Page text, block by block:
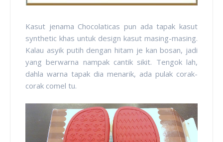
Kasut jenama Chocolaticas pun ada tapak kasut
synthetic khas untuk design kasut masing-masing.
Kalau asyik putih dengan hitam je kan bosan, jadi
yang berwarna nampak cantik sikit. Tengok lah,
dahla warna tapak dia menarik, ada pulak corak-
corak comel tu.